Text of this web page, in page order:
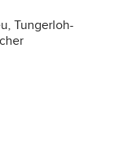
Tungerloh-